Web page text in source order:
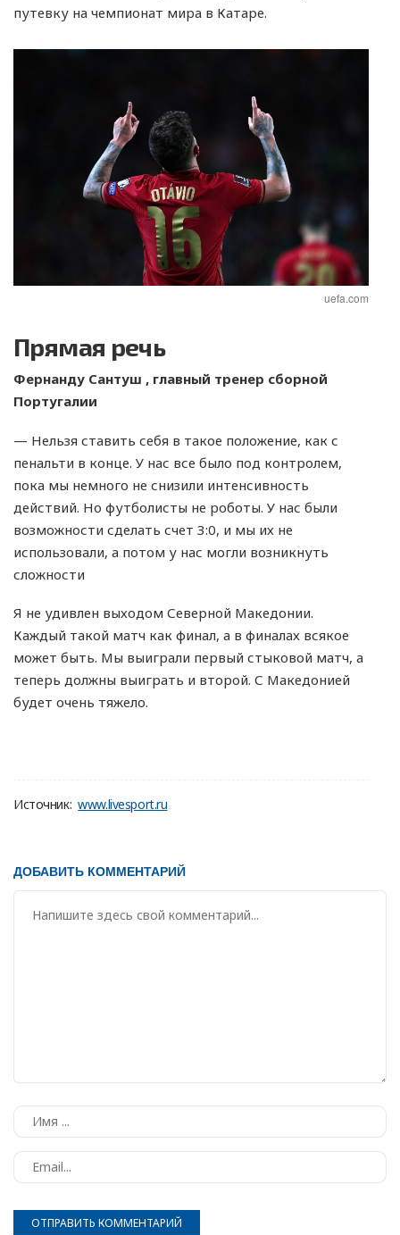
путевку на чемпионат мира в Катаре.
uefa.com
Прямая речь
Фернанду Сантуш , главный тренер сборной
Португалии
— Нельзя ставить себя в такое положение, как с
пенальти в конце. У нас все было под контролем,
пока мы немного не снизили интенсивность
действий. Но футболисты не роботы. У нас были
возможности сделать счет 3:0, и мы их не
использовали, а потом у нас могли возникнуть
сложности
Я не удивлен выходом Северной Македонии.
Каждый такой матч как финал, а в финалах всякое
может быть. Мы выиграли первый стыковой матч, а
теперь должны выиграть и второй. С Македонией
будет очень тяжело.
Источник: www.livesport.ru
ДОБАВИТЬ КОММЕНТАРИЙ